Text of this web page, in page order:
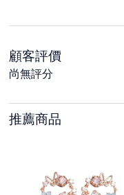
顧客評價
尚無評分
推薦商品